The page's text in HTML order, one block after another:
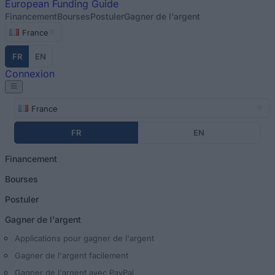
European Funding Guide
FinancementBoursesPostulerGagner de l'argent
France
FR EN
Connexion
France
FR EN
Financement
Bourses
Postuler
Gagner de l'argent
Applications pour gagner de l'argent
Gagner de l'argent facilement
Gagner de l'argent avec PayPal